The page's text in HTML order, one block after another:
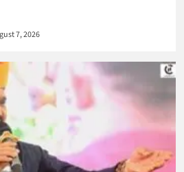
7, 2026